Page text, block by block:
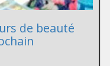
de beauté